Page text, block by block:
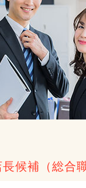
候補（総合